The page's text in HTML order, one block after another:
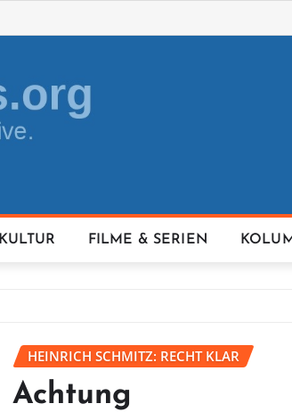
KULTUR FILME & SERIEN
HEINRICH SCHMITZ: RECHT KLAR
Achtung